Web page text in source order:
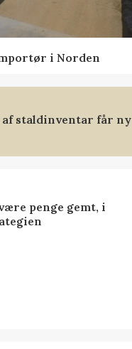
i Norden
staldinventar får ny
penge gemt, i